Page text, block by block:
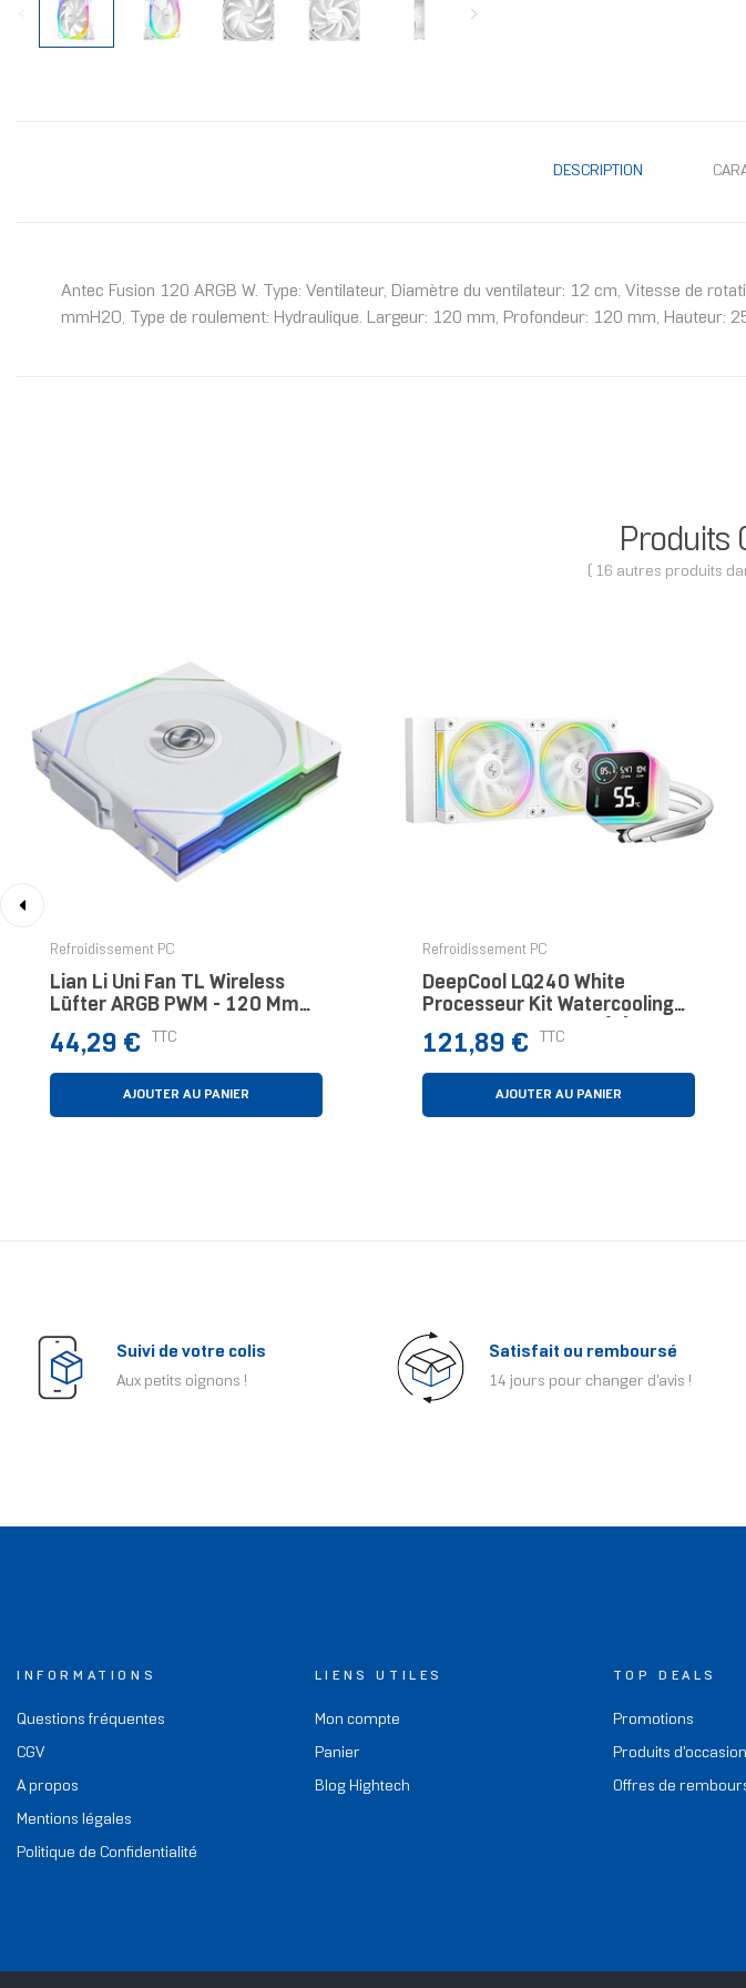
DESCRIPTION
Antec Fusion 120 ARGB W. Type: Ventilateur, Diamètre du ventilateur: 12 cm, Vitesse de
mmH2O, Type de roulement: Hydraulique. Largeur: 120 mm, Profondeur: 120 mm, Hauteur:
Produits
( 16 autres produits
Refroidissement PC
Lian Li Uni Fan TL Wireless
Lüfter ARGB PWM - 120 Mm
Weiß Boitier PC Ventilateur 12
Cm Blanc 1 Pièce(s)
Prix
44,29 € TTC
AJOUTER AU PANIER
Refroidissement PC
DeepCool LQ240 White
Processeur Kit Watercooling
12 Cm Blanc 1 Pièce(s)
Prix
121,89 € TTC
AJOUTER AU PANIER
Suivi de votre colis
Aux petits oignons !
Satisfait ou remboursé
14 jours pour changer d'avis !
INFORMATIONS
Questions fréquentes
CGV
A propos
Mentions légales
Politique de Confidentialité
LIENS UTILES
Mon compte
Panier
Blog Hightech
TOP DEALS
Promotions
Produits d'occasion
Offres de